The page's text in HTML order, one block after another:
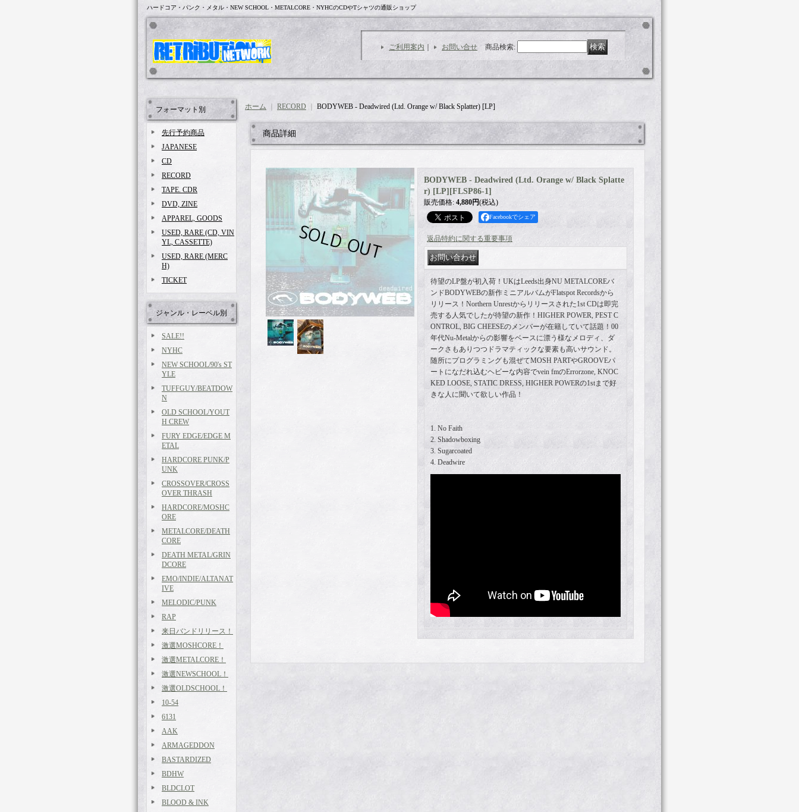
ハードコア・パンク・メタル・NEW SCHOOL・METALCORE・NYHCのCDやTシャツの通販ショップ
ご利用案内 お問い合せ 商品検索:
フォーマット別
先行予約商品
JAPANESE
CD
RECORD
TAPE. CDR
DVD, ZINE
APPAREL, GOODS
USED, RARE (CD, VIN
YL, CASSETTE)
USED, RARE (MERC
H)
TICKET
ジャンル・レーベル別
SALE!!
NYHC
NEW SCHOOL/90's ST
YLE
TUFFGUY/BEATDOW
N
OLD SCHOOL/YOUT
H CREW
FURY EDGE/EDGE M
ETAL
HARDCORE PUNK/P
UNK
CROSSOVER/CROSS
OVER THRASH
HARDCORE/MOSHC
ORE
METALCORE/DEATH
CORE
DEATH METAL/GRIN
DCORE
EMO/INDIE/ALTANAT
IVE
MELODIC/PUNK
RAP
来日バンドリリース！
激選MOSHCORE！
激選METALCORE！
激選NEWSCHOOL！
激選OLDSCHOOL！
10-54
6131
AAK
ARMAGEDDON
BASTARDIZED
BDHW
BLDCLOT
BLOOD & INK
ホーム RECORD BODYWEB - Deadwired (Ltd. Orange w/ Black Splatter) [LP]
商品詳細
BODYWEB - Deadwired (Ltd. Orange w/ Black Splatte
r) [LP] [FLSP86-1]
販売価格: 4,880円(税込)
Facebookでシェア
返品特約に関する重要事項
待望のLP盤が初入荷！UKはLeeds出身NU METALCOREバ
ンドBODYWEBの新作ミニアルバムがFlatspot Recordsから
リリース！Northern Unrestからリリースされた1st CDは即完
売する人気でしたが待望の新作！HIGHER POWER, PEST C
ONTROL, BIG CHEESEのメンバーが在籍していて話題！00
年代Nu-Metalからの影響をベースに漂う様なメロディ、ダ
ークさもありつつドラマティックな要素も高いサウンド。
随所にプログラミングも混ぜてMOSH PARTやGROOVEパ
ートになだれ込むヘビーな内容でvein fmのErrorzone, KNOC
KED LOOSE, STATIC DRESS, HIGHER POWERの1stまで好
きな人に聞いて欲しい作品！
1. No Faith
2. Shadowboxing
3. Sugarcoated
4. Deadwire